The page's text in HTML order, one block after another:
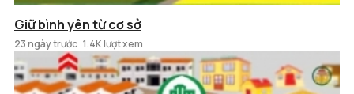
Giữ bình yên từ cơ sở
23 ngày trước 1.4K lượt xem